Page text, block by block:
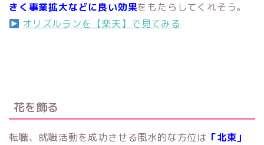
きく事業拡大などに良い効果をもたらしてくれそう。
オリズルランを【楽天】で見てみる
花を飾る
転職、就職活動を成功させる風水的な方位は 「北東」